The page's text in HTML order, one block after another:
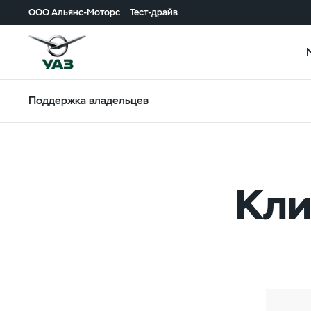
ООО Альянс-Моторс Тест-драйв
Поддержка владельцев